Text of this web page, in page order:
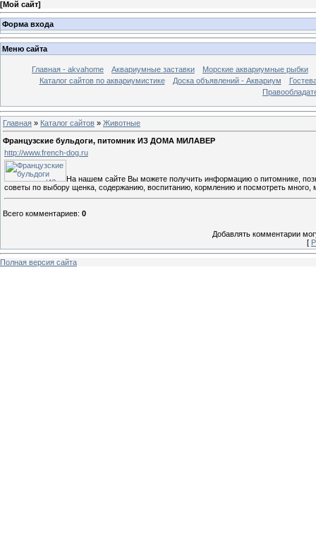
[Мой сайт]
Форма входа
Меню сайта
Главная - akvahome Аквариумные заставки
Морские аквариумные рыбки
Каталог сайтов по аквариумистике
Доска объявлений - Аквариум
Главная » Каталог сайтов » Животные
Французские бульдоги, питомник ИЗ ДОМА МИЛАВЕР
http://www.french-dog.ru
На нашем сайте Вы можете получить информацию о питомнике,
советы по выбору щенка, содержанию, воспитанию, кормлению и посмотреть много,
Всего комментариев: 0
Добавлять комментарии
[
Полная версия сайта